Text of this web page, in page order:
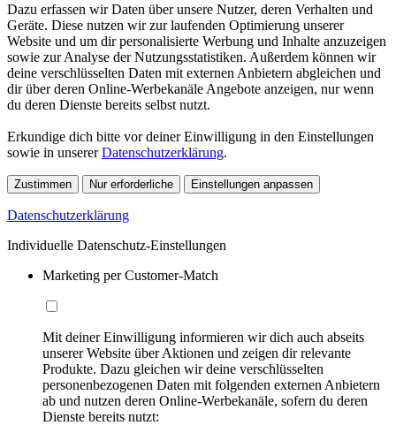
Dazu erfassen wir Daten über unsere Nutzer, deren Verhalten und
Geräte. Diese nutzen wir zur laufenden Optimierung unserer
Website und um dir personalisierte Werbung und Inhalte anzuzeigen
sowie zur Analyse der Nutzungsstatistiken. Außerdem können wir
deine verschlüsselten Daten mit externen Anbietern abgleichen und
dir über deren Online-Werbekanäle Angebote anzeigen, nur wenn
du deren Dienste bereits selbst nutzt.
Erkundige dich bitte vor deiner Einwilligung in den Einstellungen
sowie in unsererDatenschutzerklärung.
Zustimmen Nur erforderliche Einstellungen anpassen
Datenschutzerklärung
Individuelle Datenschutz-Einstellungen
Marketing per Customer-Match
Mit deiner Einwilligung informieren wir dich auch abseits
unserer Website über Aktionen und zeigen dir relevante
Produkte. Dazu gleichen wir deine verschlüsselten
personenbezogenen Daten mit folgenden externen Anbietern
ab und nutzen deren Online-Werbekanäle, sofern du deren
Dienste bereits nutzt: